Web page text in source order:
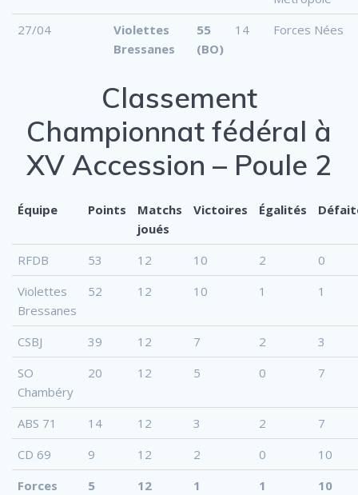
27/04
Violettes
Bressanes
55
(BO)
14 Forces Nées
Classement
Championnat fédéral à
XV Accession – Poule 2
Équipe Points
Matchs
joués
Victoires Égalités
RFDB 53 12 10 2
0
Violettes
Bressanes
52 12 10 1 1
CSBJ 39 12 7 2
3
SO
Chambéry
20 12 5 0 7
ABS 71 14 12 3 2
7
CD 69
9 12 2 0
10
Forces
5 12 1 1 10